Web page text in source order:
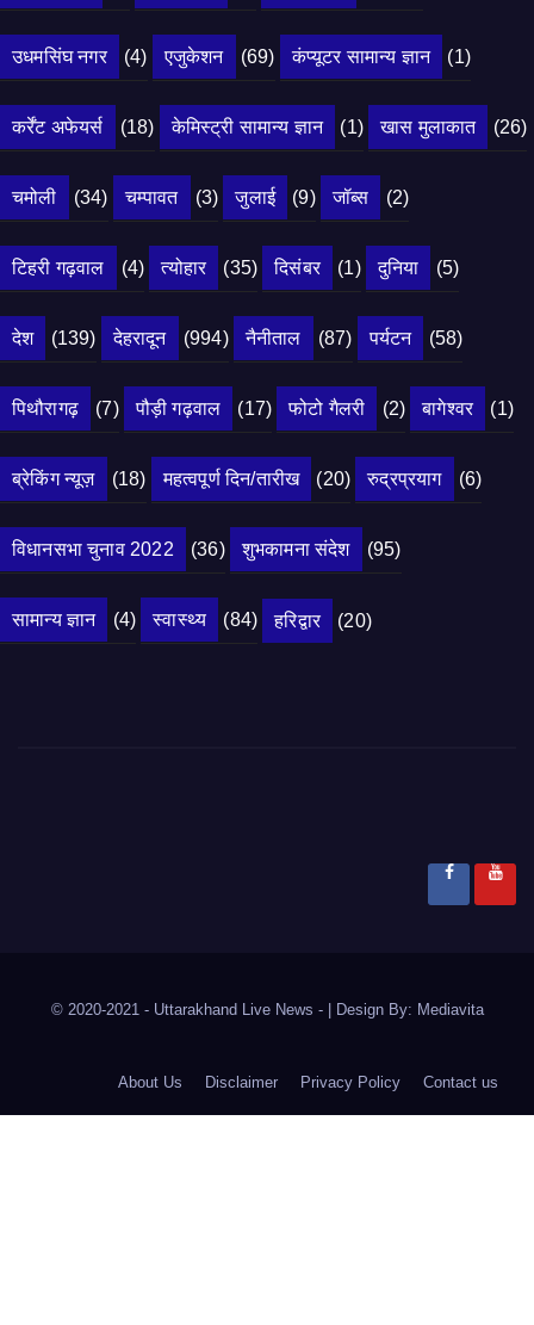
उधमसिंघ नगर (4) एजुकेशन (69) कंप्यूटर सामान्य ज्ञान (1)
कर्रेंट अफेयर्स (18) केमिस्ट्री सामान्य ज्ञान (1) खास मुलाकात (26)
चमोली (34) चम्पावत (3) जुलाई (9) जॉब्स (2)
टिहरी गढ़वाल (4) त्योहार (35) दिसंबर (1) दुनिया (5)
देश (139) देहरादून (994) नैनीताल (87) पर्यटन (58)
पिथौरागढ़ (7) पौड़ी गढ़वाल (17) फोटो गैलरी (2) बागेश्वर (1)
ब्रेकिंग न्यूज़ (18) महत्वपूर्ण दिन/तारीख (20) रुद्रप्रयाग (6)
विधानसभा चुनाव 2022 (36) शुभकामना संदेश (95)
सामान्य ज्ञान (4) स्वास्थ्य (84) हरिद्वार (20)
© 2020-2021 - Uttarakhand Live News - Design By: Mediavita
About Us Disclaimer Privacy Policy Contact us